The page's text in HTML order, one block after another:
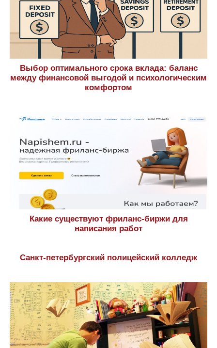
Выбор оптимального срока вклада: баланс
между финансовой выгодой и психологическим
комфортом
Какие существуют фриланс-биржи для
написания работ
Санкт-петербургский полицейский колледж